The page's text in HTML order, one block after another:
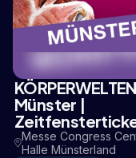
1,9 KM
Münster |
Messe Congress
Halle Münsterland